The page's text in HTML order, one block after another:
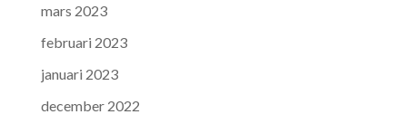
mars 2023
februari 2023
januari 2023
december 2022